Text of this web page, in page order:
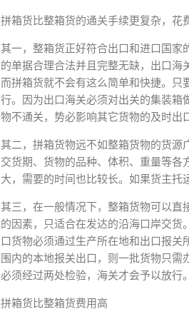
拼箱货比整箱货的通关手续更复杂，花
其一，整箱货正好符合出口和进口国家
的单据合理合法并且完整无缺，出口海
而拼箱货就不会有这么简单和快捷。只
行。因为出口海关必须对出关的集装箱
物不通关，势必影响其它货物的及时出
其二，拼箱货物远不如整箱货物的货源
交货期、货物的品种、体积、重量等
大，需要的时间也比较长。如果货主托
其三，在一般情况下，整箱货物可以直
的因素，只适合在发达的沿海口岸交
口货物必须通过生产所在地和出口报
围内的本地报关出口，则一批货物只需
必须经过两处检验，海关才会予以放行。
拼箱货比整箱货费用高